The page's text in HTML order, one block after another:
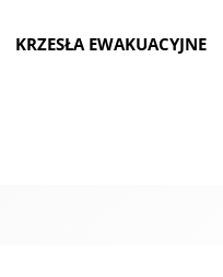
KRZESŁA EWAKUACYJNE